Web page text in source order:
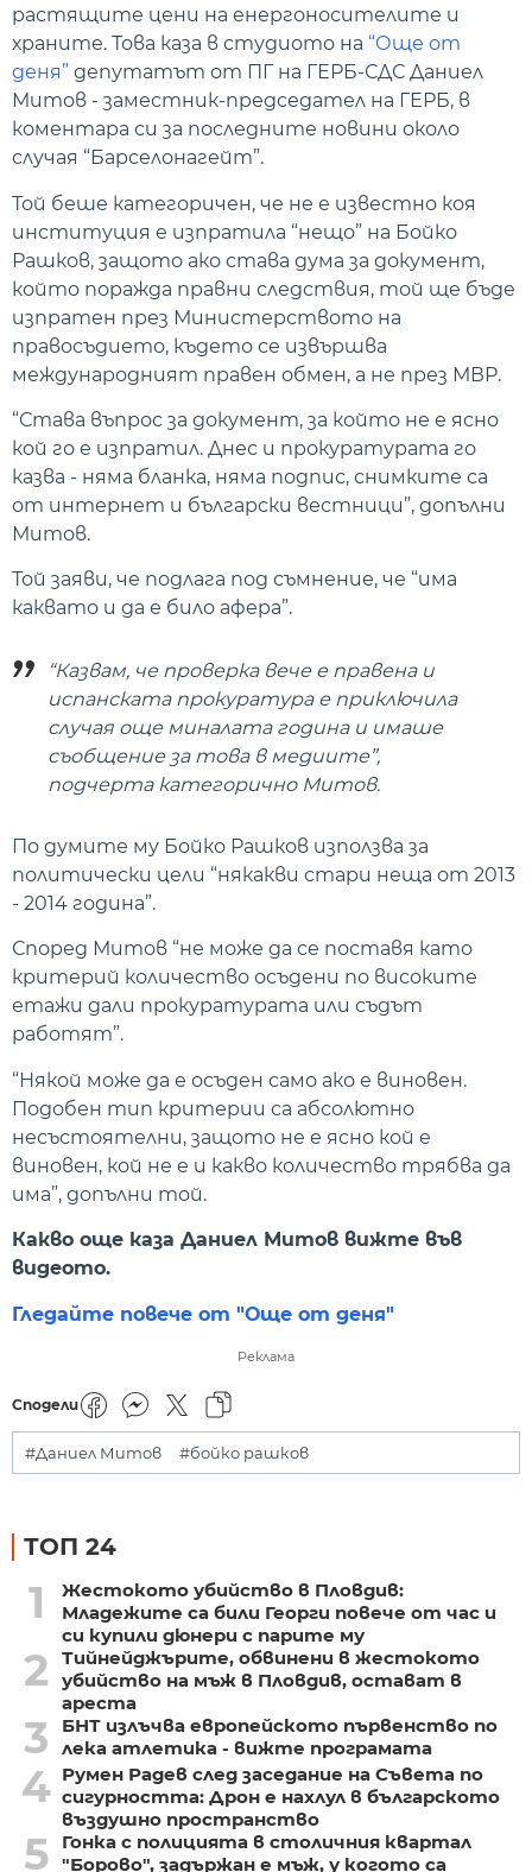
растящите цени на енергоносителите и
храните. Това каза в студиото на “Още от
деня” депутатът от ПГ на ГЕРБ-СДС Даниел
Митов - заместник-председател на ГЕРБ, в
коментара си за последните новини около
случая “Барселонагейт”.
Той беше категоричен, че не е известно коя
институция е изпратила “нещо” на Бойко
Рашков, защото ако става дума за документ,
който поражда правни следствия, той ще бъде
изпратен през Министерството на
правосъдието, където се извършва
международният правен обмен, а не през МВР.
“Става въпрос за документ, за който не е ясно
кой го е изпратил. Днес и прокуратурата го
казва - няма бланка, няма подпис, снимките са
от интернет и български вестници”, допълни
Митов.
Той заяви, че подлага под съмнение, че “има
каквато и да е било афера”.
“Казвам, че проверка вече е правена и
испанската прокуратура е приключила
случая още миналата година и имаше
съобщение за това в медиите”,
подчерта категорично Митов.
По думите му Бойко Рашков използва за
политически цели “някакви стари неща от 2013
- 2014 година”.
Според Митов “не може да се поставя като
критерий количество осъдени по високите
етажи дали прокуратурата или съдът
работят”.
“Някой може да е осъден само ако е виновен.
Подобен тип критерии са абсолютно
несъстоятелни, защото не е ясно кой е
виновен, кой не е и какво количество трябва да
има”, допълни той.
Какво още каза Даниел Митов вижте във
видеото.
Гледайте повече от "Още от деня"
Реклама
Сподели
#Даниел Митов #бойко рашков
ТОП 24
1
Жестокото убийство в Пловдив:
Младежите са били Георги повече от час и
си купили дюнери с парите му
2
Тийнейджърите, обвинени в жестокото
убийство на мъж в Пловдив, остават в
ареста
3
БНТ излъчва европейското първенство по
лека атлетика - вижте програмата
4 Румен Радев след заседание на Съвета по
сигурността: Дрон е нахлул в българското
въздушно пространство
5
Гонка с полицията в столичния квартал
"Борово", задържан е мъж, у когото са